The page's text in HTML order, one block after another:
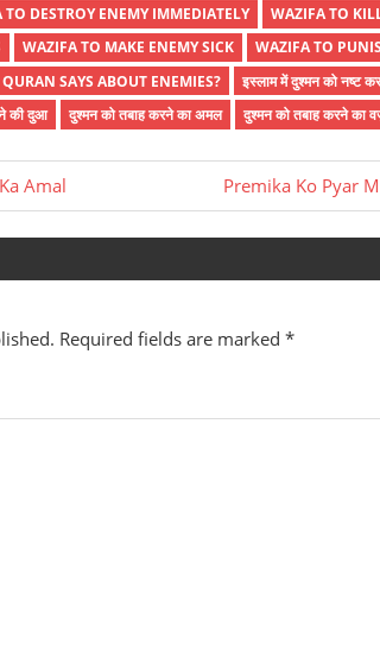
TO DESTROY ENEMY IMMEDIATELY
WAZIFA TO
WAZIFA TO MAKE ENEMY SICK
WAZIFA TO
SAYS ABOUT ENEMIES?
इस्लाम में दुश्मन को नष्ट
की दुआ दुश्मन को तबाह करने का अमल दुश्मन को तबाह करने का
Amal
Next
Post:
Premika Ko Pyar
Required fields are marked *